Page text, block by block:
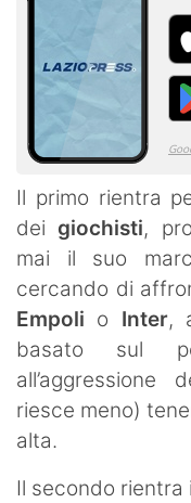
Il primo rientra
dei giochisti,
mai il suo
cercando di
Empoli o Inter,
basato sul
all’aggressione
riesce meno)
alta.
Il secondo rientra